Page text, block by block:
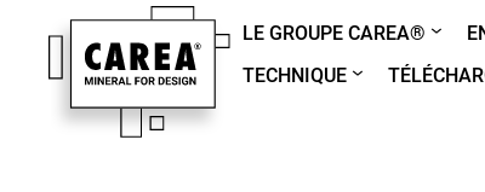
LE GROUPE CAREA®
TECHNIQUE